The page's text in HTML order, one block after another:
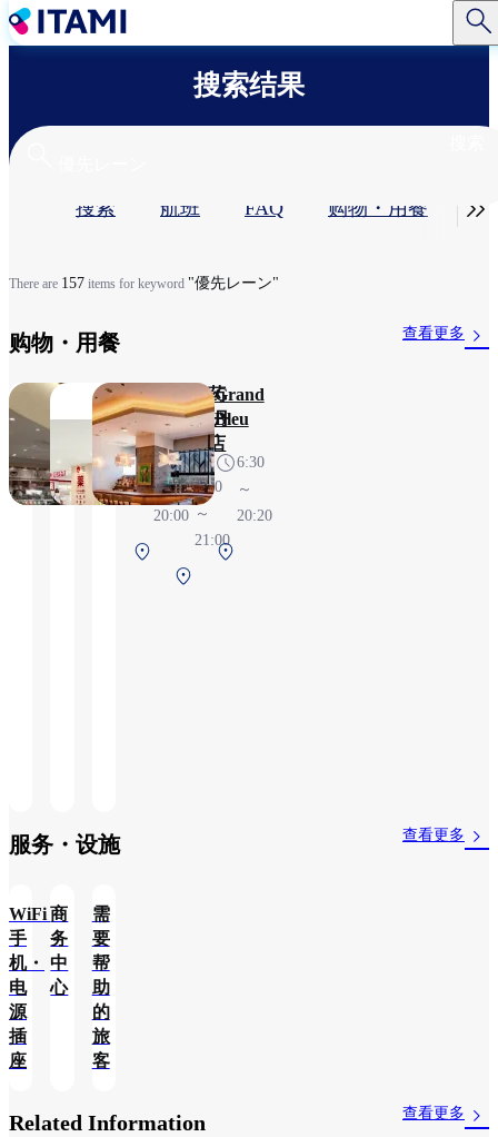
跳
转
内
容
搜索结果
签
搜索 航班 FAQ 购物・用餐​ 服

There are 157 items for keyword "優先レーン"
购物・用餐​ 查看更多
旅・
SORA
6:00
～
20:00
国民药
妆 伊丹
机场店
6:30
～
21:00
Grand
Bleu
6:30
～
20:20
服务・设施​ 查看更多
WiFi・
手
机・
电
源
插
座
商
务
中
心
需
要
帮
助
的
旅
客
Related Information​ 查看更多